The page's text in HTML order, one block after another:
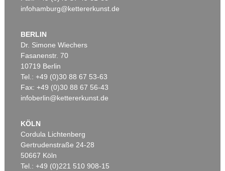
infohamburg@kettererkunst.de
BERLIN
Dr. Simone Wiechers
Fasanenstr. 70
10719 Berlin
Tel.: +49 (0)30 88 67 53-63
Fax: +49 (0)30 88 67 56-43
infoberlin@kettererkunst.de
KÖLN
Cordula Lichtenberg
Gertrudenstraße 24-28
50667 Köln
Tel.: +49 (0)221 510 908-15